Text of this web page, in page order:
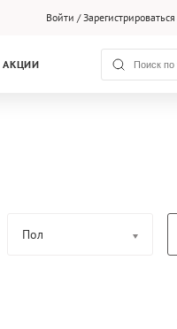
Войти /Зарегистрироваться
АКЦИИ
Пол